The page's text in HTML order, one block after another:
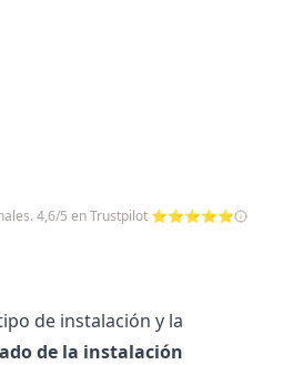
4,6/5 en Trustpilot ⭐⭐⭐⭐⭐
de instalación y la
de la instalación